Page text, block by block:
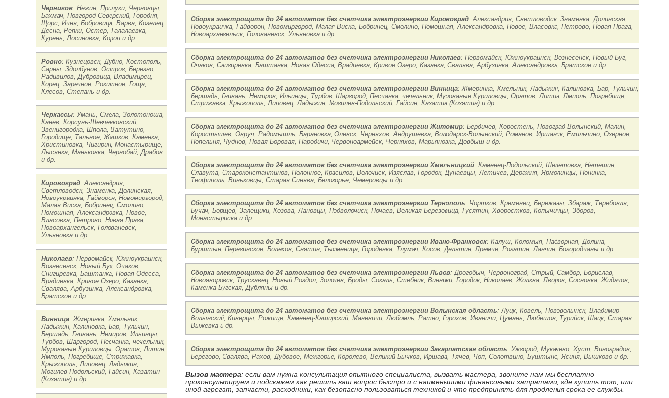
Чернигов: Нежин, Прилуки, Черновцы,
Бахмач, Новгород-Северский, Городня,
Щорс, Ичня, Бобровица, Варва, Козелец,
Десна, Репки, Остер, Талалаевка,
Курень, Лосиновка, Короп и др.
Ровно: Кузнецовск, Дубно, Костополь,
Сарны, Здолбунов, Острог, Березно,
Радивилов, Дубровица, Владимирец,
Корец, Заречное, Рокитное, Гоща,
Клесов, Степань и др.
Черкассы: Умань, Смела, Золотоноша,
Канев, Корсунь-Шевченковский,
Звенигородка, Шпола, Ватутино,
Городище, Тальное, Жашков, Каменка,
Христиновка, Чигирин, Монастырище,
Лысянка, Маньковка, Чернобай, Драбов
и др.
Кировоград: Александрия,
Светловодск, Знаменка, Долинская,
Новоукраинка, Гайворон, Новомиргород,
Малая Виска, Бобринец, Смолино,
Помошная, Александровка, Новое,
Власовка, Петрово, Новая Прага,
Новоархангельск, Голованевск,
Ульяновка и др.
Николаев: Первомайск, Южноукраинск,
Вознесенск, Новый Буг, Очаков,
Снигиревка, Баштанка, Новая Одесса,
Врадиевка, Кривое Озеро, Казанка,
Свалява, Арбузинка, Александровка,
Братское и др.
Винница: Жмеринка, Хмельник,
Ладыжин, Калиновка, Бар, Тульчин,
Бершадь, Гнивань, Немиров, Ильинцы,
Турбов, Шаргород, Песчанка, чечельник,
Мурованые Куриловцы, Оратов, Литин,
Ямполь, Погребище, Стрижавка,
Крыжополь, Липовец, Ладыжин,
Могилев-Подольский, Гайсин, Казатин
(Козятин) и др.
Сборка электрощита до 24 автоматов без счетчика электроэнергии Кировоград: Александрия, Светловодск, Знаменка, Долинская,
Новоукраинка, Гайворон, Новомиргород, Малая Виска, Бобринец, Смолино, Помошная, Александровка, Новое, Власовка, Петрово, Новая Прага,
Новоархангельск, Голованевск, Ульяновка и др.
Сборка электрощита до 24 автоматов без счетчика электроэнергии Николаев: Первомайск, Южноукраинск, Вознесенск, Новый Буг,
Очаков, Снигиревка, Баштанка, Новая Одесса, Врадиевка, Кривое Озеро, Казанка, Свалява, Арбузинка, Александровка, Братское и др.
Сборка электрощита до 24 автоматов без счетчика электроэнергии Винница: Жмеринка, Хмельник, Ладыжин, Калиновка, Бар, Тульчин,
Бершадь, Гнивань, Немиров, Ильинцы, Турбов, Шаргород, Песчанка, чечельник, Мурованые Куриловцы, Оратов, Литин, Ямполь, Погребище,
Стрижавка, Крыжополь, Липовец, Ладыжин, Могилев-Подольский, Гайсин, Казатин (Козятин) и др.
Сборка электрощита до 24 автоматов без счетчика электроэнергии Житомир: Бердичев, Коростень, Новоград-Волынский, Малин,
Коростышев, Овруч, Радомышль, Барановка, Олевск, Черняхов, Андрушевка, Володарск-Волынский, Романов, Иршанск, Емильчино, Озерное,
Попельня, Чуднов, Новая Боровая, Народичи, Червоноармейск, Черняхов, Марьяновка, Довбыш и др.
Сборка электрощита до 24 автоматов без счетчика электроэнергии Хмельницкий: Каменец-Подольский, Шепетовка, Нетешин,
Славута, Староконстантинов, Полонное, Красилов, Волочиск, Изяслав, Городок, Дунаевцы, Летичев, Деражня, Ярмолинцы, Понинка,
Теофиполь, Виньковцы, Старая Синява, Белогорье, Чемеровцы и др.
Сборка электрощита до 24 автоматов без счетчика электроэнергии Тернополь: Чортков, Кременец, Бережаны, Збараж, Теребовля,
Бучач, Борщев, Залещики, Козова, Лановцы, Подволочиск, Почаев, Великая Березовица, Гусятин, Хворостков, Копычинцы, Зборов,
Монастыриска и др.
Сборка электрощита до 24 автоматов без счетчика электроэнергии Ивано-Франковск: Калуш, Коломыя, Надворная, Долина,
Бурштын, Перегинское, Болехов, Снятин, Тысменица, Городенка, Тлумач, Косов, Делятин, Яремче, Рогатин, Ланчин, Богородчаны и др.
Сборка электрощита до 24 автоматов без счетчика электроэнергии Львов: Дрогобыч, Червоноград, Стрый, Самбор, Борислав,
Новояворовск, Трускавец, Новый Роздол, Золочев, Броды, Сокаль, Стебник, Винники, Городок, Николаев, Жолква, Яворов, Сосновка, Жидачов,
Каменка-Бугская, Дубляны и др.
Сборка электрощита до 24 автоматов без счетчика электроэнергии Волынская область: Луцк, Ковель, Нововолынск, Владимир-
Волынский, Киверцы, Рожище, Каменец-Каширский, Маневичи, Любомль, Ратно, Горохов, Иваничи, Цумань, Любешов, Турийск, Шацк, Старая
Выжевка и др.
Сборка электрощита до 24 автоматов без счетчика электроэнергии Закарпатская область: Ужгород, Мукачево, Хуст, Виноградов,
Берегово, Свалява, Рахов, Дубовое, Межгорье, Королево, Великий Бычков, Иршава, Тячев, Чоп, Солотвино, Буштыно, Ясиня, Вышково и др.
Вызов мастера: если вам нужна консультация опытного специалиста, вызвать мастера, звоните нам мы бесплатно
проконсультируем и подскажем как решить ваш вопрос быстро и с наименьшими финансовыми затратами, где купить тот, или
иной агрегат, запчасти, расходники, как безопасно пользоваться техникой и что предпринять для продления срока ее службы.